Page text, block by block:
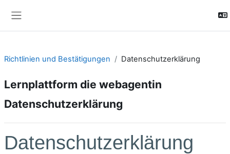
Richtlinien und Bestätigungen Datenschutzerklärung
Lernplattform die webagentin
Datenschutzerklärung
Datenschutzerklärung